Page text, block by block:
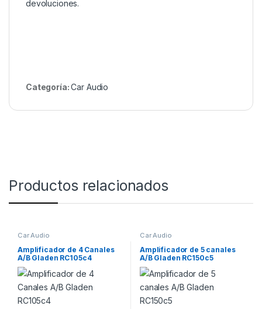
devoluciones.
Categoría:Car Audio
Productos relacionados
Car Audio
Amplificador de 4 Canales
A/B Gladen RC105c4
Car Audio
Amplificador de 5 canales
A/B Gladen RC150c5